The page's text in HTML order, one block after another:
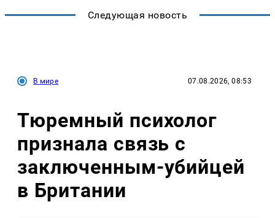
Следующая новость
В мире 07.08.2026, 08:53
Тюремный психолог
признала связь с
заключенным-убийцей
в Британии